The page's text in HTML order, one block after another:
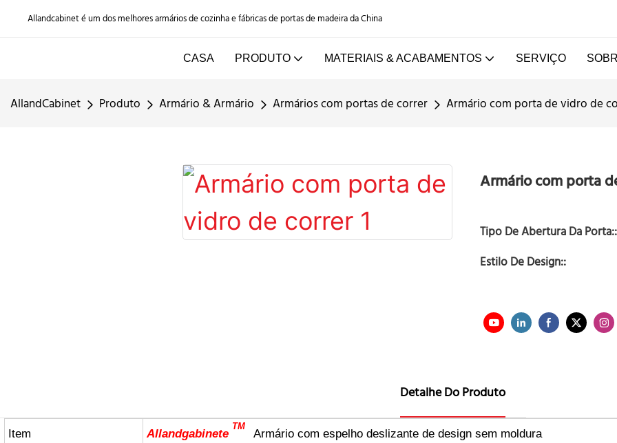
Allandcabinet é um dos melhores armários de cozinha e fábricas de portas de madeira da China
CASA PRODUTO MATERIAIS & ACABAMENTOS SERVIÇO
AllandCabinet Produto Armário & Armário Armários com portas de correr Armário com porta de vidro de
Armário com porta
Tipo De Abertura Da Porta::
Estilo De Design::
Detalhe Do Produto
Item Allandgabinete
TM
Armário com espelho deslizante de design sem moldura